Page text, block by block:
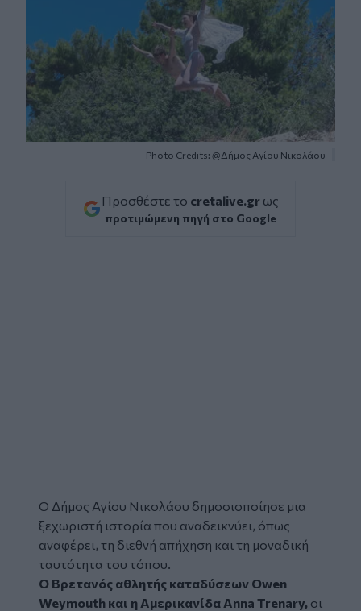
Photo Credits: @Δήμος Αγίου Νικολάου
Προσθέστε το cretalive.gr ως
προτιμώμενη πηγή στο Google
Ο Δήμος Αγίου Νικολάου δημοσιοποίησε μια
ξεχωριστή ιστορία που αναδεικνύει, όπως
αναφέρει, τη διεθνή απήχηση και τη μοναδική
ταυτότητα του τόπου.
Ο Βρετανός αθλητής καταδύσεων Owen
Weymouth και η Αμερικανίδα Anna Trenary, οι